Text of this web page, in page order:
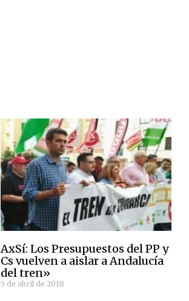
AxSí: Los Presupuestos del PP y
Cs vuelven a aislar a Andalucía
del tren»
5 de abril de 2018